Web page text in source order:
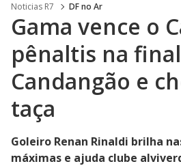
Noticias R7 DF no Ar
Gama vence o
pênaltis na
Candangão e
taça
Goleiro Renan Rinaldi brilha
máximas e ajuda clube